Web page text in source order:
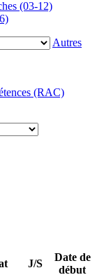
(03-12)
Autres
(RAC)
J/S
Date de
début